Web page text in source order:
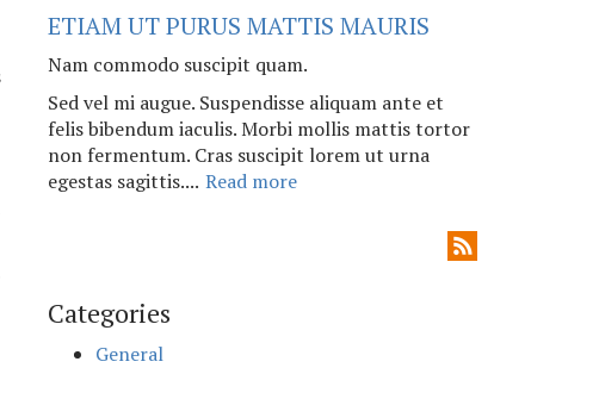
ETIAM UT PURUS MATTIS MAURIS
Nam commodo suscipit quam.
Sed vel mi augue. Suspendisse aliquam ante et
felis bibendum iaculis. Morbi mollis mattis tortor
non fermentum. Cras suscipit lorem ut urna
egestas sagittis.... Read more
Categories
General